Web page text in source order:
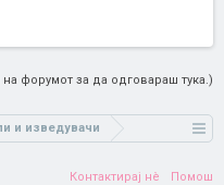
форумот за да одговараш тука.)
и изведувачи
Контактирај нè Помош